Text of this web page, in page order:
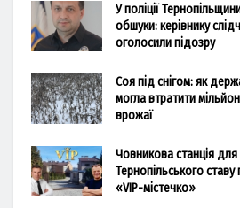
У поліції
обшуки: керівнику
оголосили підозру
Соя під снігом: як
могла втратити
врожаї
Човникова станція для
Тернопільського
«VIP-містечко»